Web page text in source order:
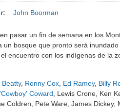
John Boorman
pasar un fin de semana en los
bosque que pronto será
encuentro con los indígenas de la
Beatty, Ronny Cox Ed Ramey, Billy
Coward , Lewis Crone, Ken
Coldren, Pete Ware, James Dickey,